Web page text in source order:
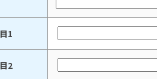
1
2